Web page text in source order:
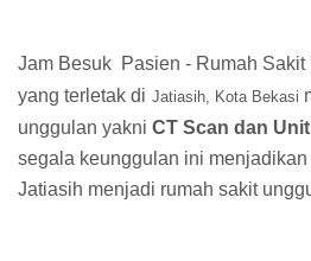
Jam Besuk Pasien - Rumah Sakit
yang terletak di Jatiasih, Kota Bekasi
unggulan yakni CT Scan dan
segala keunggulan ini
Jatiasih menjadi rumah sakit